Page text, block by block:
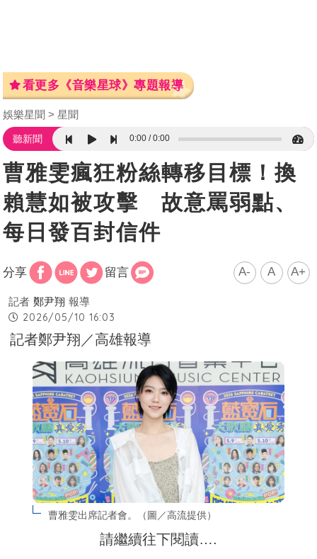
看更多《音樂星球》專題報導
娛樂星聞 星聞
聽新聞 0:00 0:00
曹雅雯瘋狂粉絲轉移目標！換
賴慧如被攻擊 故意罵弱點、
每日發百封信件
分享 留言 A- A A+
記者 鄭尹翔 報導
2026/05/10 16:03
記者鄭尹翔／高雄報導
曹雅雯出席記者會。（圖／高流提供）
請繼續往下閱讀….